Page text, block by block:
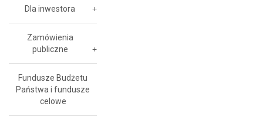
Dla inwestora
Zamówienia
publiczne
Fundusze Budżetu
Państwa i fundusze
celowe